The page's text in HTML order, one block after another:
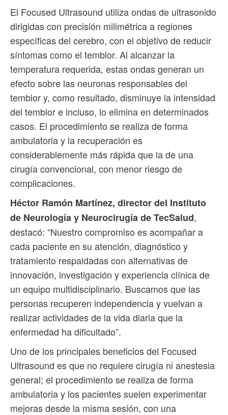
El Focused Ultrasound utiliza ondas de ultrasonido
dirigidas con precisión milimétrica a regiones
específicas del cerebro, con el objetivo de reducir
síntomas como el temblor. Al alcanzar la
temperatura requerida, estas ondas generan un
efecto sobre las neuronas responsables del
temblor y, como resultado, disminuye la intensidad
del temblor e incluso, lo elimina en determinados
casos. El procedimiento se realiza de forma
ambulatoria y la recuperación es
considerablemente más rápida que la de una
cirugía convencional, con menor riesgo de
complicaciones.
Héctor Ramón Martínez, director del Instituto
de Neurología y Neurocirugía de TecSalud,
destacó: “Nuestro compromiso es acompañar a
cada paciente en su atención, diagnóstico y
tratamiento respaldadas con alternativas de
innovación, investigación y experiencia clínica de
un equipo multidisciplinario. Buscamos que las
personas recuperen independencia y vuelvan a
realizar actividades de la vida diaria que la
enfermedad ha dificultado”.
Uno de los principales beneficios del Focused
Ultrasound es que no requiere cirugía ni anestesia
general; el procedimiento se realiza de forma
ambulatoria y los pacientes suelen experimentar
mejoras desde la misma sesión, con una